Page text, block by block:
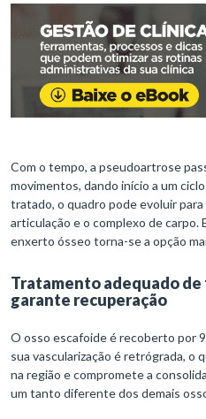
Com o tempo, a pseudoartrose
movimentos, dando início a um
tratado, o quadro pode evoluir
articulação e o complexo de carpo.
enxerto ósseo torna-se a opção
Tratamento adequado
garante recuperação
O osso escafoide é recoberto por
sua vascularização é retrógrada, o
na região e compromete a
um tanto diferente dos demais